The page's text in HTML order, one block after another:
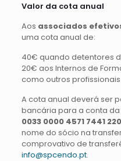
Valor da cota anual
Aos associados
uma cota anual de:
40€ quando detentores
20€ aos Internos de
como outros
A cota anual deverá ser
bancária para a conta
0033 0000 4571 7441
nome do sócio na
comprovativo de
info@spcendo.pt.